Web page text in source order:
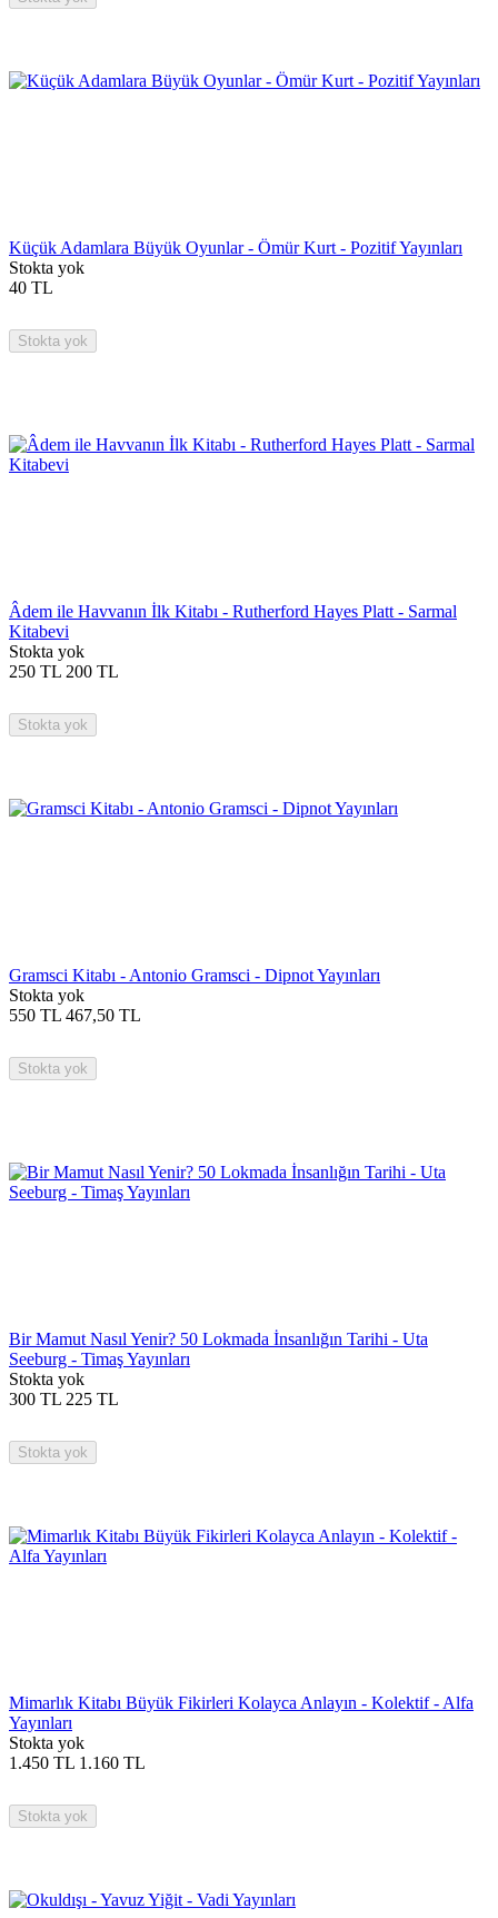
Küçük Adamlara Büyük Oyunlar - Ömür Kurt - Pozitif Yayınları
Stokta yok
40 TL
Stokta yok
Âdem ile Havvanın İlk Kitabı - Rutherford Hayes Platt - Sarmal
Kitabevi
Stokta yok
250 TL 200 TL
Stokta yok
Gramsci Kitabı - Antonio Gramsci - Dipnot Yayınları
Stokta yok
550 TL 467,50 TL
Stokta yok
Bir Mamut Nasıl Yenir? 50 Lokmada İnsanlığın Tarihi - Uta
Seeburg - Timaş Yayınları
Stokta yok
300 TL 225 TL
Stokta yok
Mimarlık Kitabı Büyük Fikirleri Kolayca Anlayın - Kolektif - Alfa
Yayınları
Stokta yok
1.450 TL 1.160 TL
Stokta yok